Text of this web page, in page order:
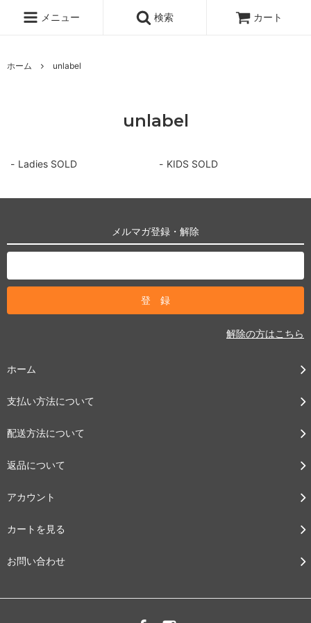
メニュー 検索 カート
ホーム unlabel
unlabel
Ladies SOLD KIDS SOLD
メルマガ登録・解除
解除の方はこちら
ホーム
支払い方法について
配送方法について
返品について
アカウント
カートを見る
お問い合わせ